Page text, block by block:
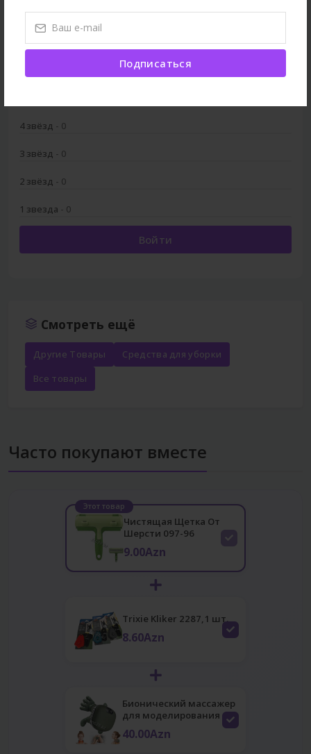
Подписаться
5
4 звёзд - 0
3 звёзд - 0
2 звёзд - 0
1 звезда - 0
Войти
Смотреть ещё
Другие Товары
Средства для уборки
Все товары
Часто покупают вместе
Этот товар
Чистящая Щетка От
Шерсти 097-96
9.00Azn
Trixie Kliker 2287,1 шт.
8.60Azn
Бионический массажер
для моделирования рук
40.00Azn